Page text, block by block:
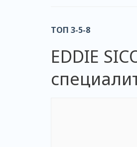
ТОП 3-5-8
EDDIE